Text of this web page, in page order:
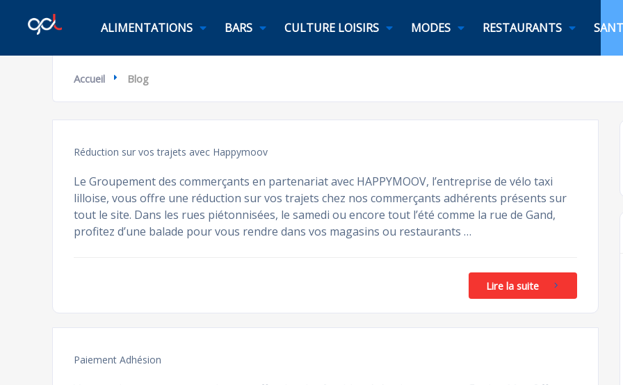
ALIMENTATIONS BARS CULTURE LOISIRS MODES RESTAURANTS
Accueil Blog
Réduction sur vos trajets avec Happymoov
Le Groupement des commerçants en partenariat avec HAPPYMOOV, l’entreprise de vélo taxi
lilloise, vous offre une réduction sur vos trajets chez nos commerçants adhérents présents sur
tout le site. Dans les rues piétonnisées, le samedi ou encore tout l’été comme la rue de Gand,
profitez d’une balade pour vous rendre dans vos magasins ou restaurants …
Lire la suite
Paiement Adhésion